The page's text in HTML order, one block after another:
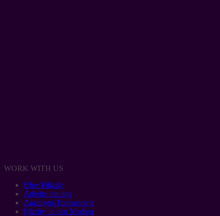
WORK WITH US
Über Filizity.
Arbeite mit uns
Anzeigen-Transparenz
Filizity. in den Medien